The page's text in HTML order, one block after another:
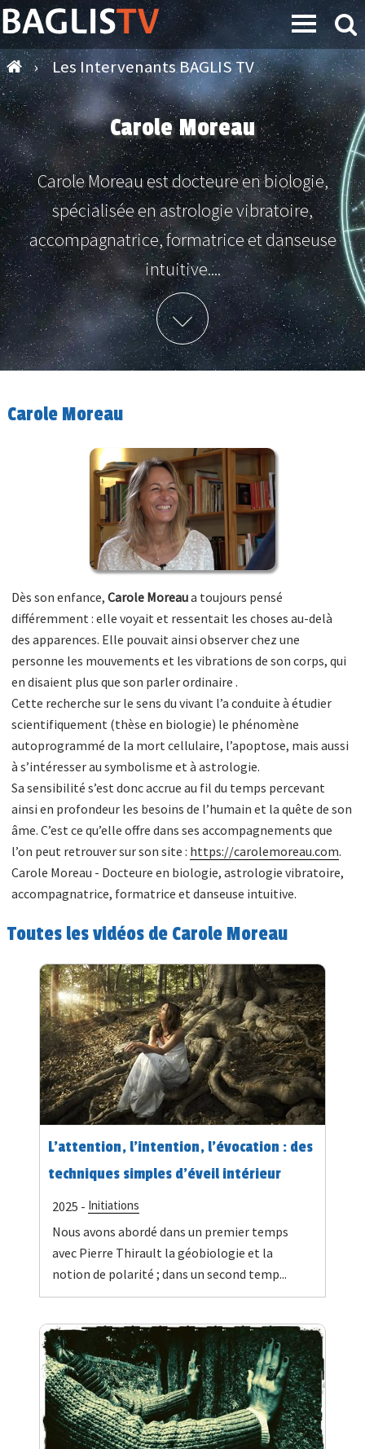
› Les Intervenants BAGLIS TV
Carole Moreau
Carole Moreau est docteure en biologie,
spécialisée en astrologie vibratoire,
accompagnatrice, formatrice et danseuse
intuitive....
Plus d'info
Carole Moreau
Dès son enfance,Carole Moreaua toujours pensé
différemment : elle voyait et ressentait les choses au-delà
des apparences. Elle pouvait ainsi observer chez une
personne les mouvements et les vibrations de son corps, qui
en disaient plus que son parler ordinaire .
Cette recherche sur le sens du vivant l’a conduite à étudier
scientifiquement (thèse en biologie) le phénomène
autoprogrammé de la mort cellulaire, l’apoptose, mais aussi
à s’intéresser au symbolisme et à astrologie.
Sa sensibilité s’est donc accrue au fil du temps percevant
ainsi en profondeur les besoins de l’humain et la quête de son
âme. C’est ce qu’elle offre dans ses accompagnements que
l’on peut retrouver sur son site : https://carolemoreau.com.
Carole Moreau - Docteure en biologie, astrologie vibratoire,
accompagnatrice, formatrice et danseuse intuitive.
Toutes les vidéos de Carole Moreau
L’attention, l’intention, l’évocation : des
techniques simples d'éveil intérieur
2025 - Initiations
Nous avons abordé dans un premier temps
avec Pierre Thirault la géobiologie et la
notion de polarité ; dans un second temp...